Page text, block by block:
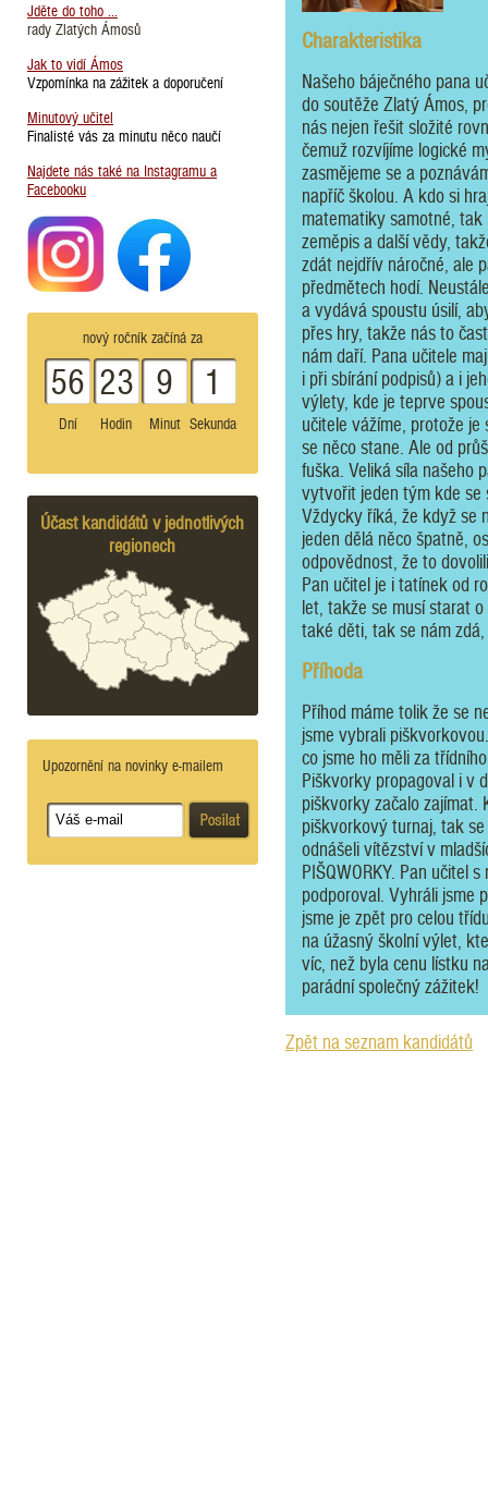
Jděte do toho ...
rady Zlatých Ámosů
Jak to vidí Ámos
Vzpomínka na zážitek a doporučení
Minutový učitel
Finalisté vás za minutu něco naučí
Najdete nás také na Instagramu a
Facebooku
nový ročník začíná za
56
Dní
23
Hodin
9
Minut
1
Sekunda
Účast kandidátů v jednotlivých
regionech
Upozornění na novinky e-mailem
Charakteristika
Našeho báječného pana
do soutěže Zlatý Ámos,
nás nejen řešit složité
čemuž rozvíjíme logické
zasmějeme se a
napříč školou. A kdo si
matematiky samotné,
zeměpis a další vědy,
zdát nejdřív náročné, ale
předmětech hodí.
a vydává spoustu úsilí,
přes hry, takže nás to
nám daří. Pana učitele
i při sbírání podpisů) a i
výlety, kde je teprve
učitele vážíme, protože
se něco stane. Ale od
fuška. Veliká síla našeho
vytvořit jeden tým kde se
Vždycky říká, že když se
jeden dělá něco špatně,
odpovědnost, že to
Pan učitel je i tatínek od
let, takže se musí starat
také děti, tak se nám
Příhoda
Příhod máme tolik že se
jsme vybrali
co jsme ho měli za
Piškvorky propagoval i v
piškvorky začalo zajímat.
piškvorkový turnaj, tak
odnášeli vítězství v
PIŠQWORKY. Pan učitel
podporoval. Vyhráli jsme
jsme je zpět pro celou
na úžasný školní výlet,
víc, než byla cenu lístku
parádní společný zážitek!
Zpět na seznam kandidátů